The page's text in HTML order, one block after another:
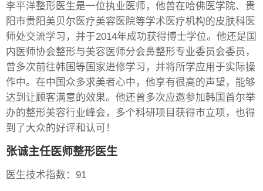
李平洋整形医生是一位执业医师，他曾在哈佛医学院、贵
阳市贵阳美贝尔医疗美容医院等学术医疗机构的皮肤科医
师处交流学习，并于2014年成功获得博士学位。他还是国
内医师协会整形与美容医师分会鼻整形专业委员会委员，
曾多次前往韩国等国家进修学习，并将所学应用于实际操
作中。在中国众多求美者心中，他享有很高的声望，能够
达到让顾客满意的效果。他还曾多次应邀参加韩国首尔举
办的整形美容行业峰会，多个科研项目获得市立项，也得
到了大众的好评和认可！
张诚主任医师整形医生
医生技术指数：91